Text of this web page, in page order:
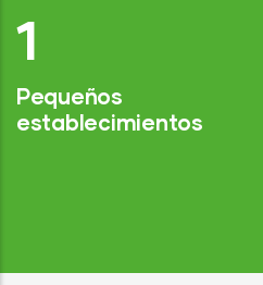
1
Pequeños
establecimientos